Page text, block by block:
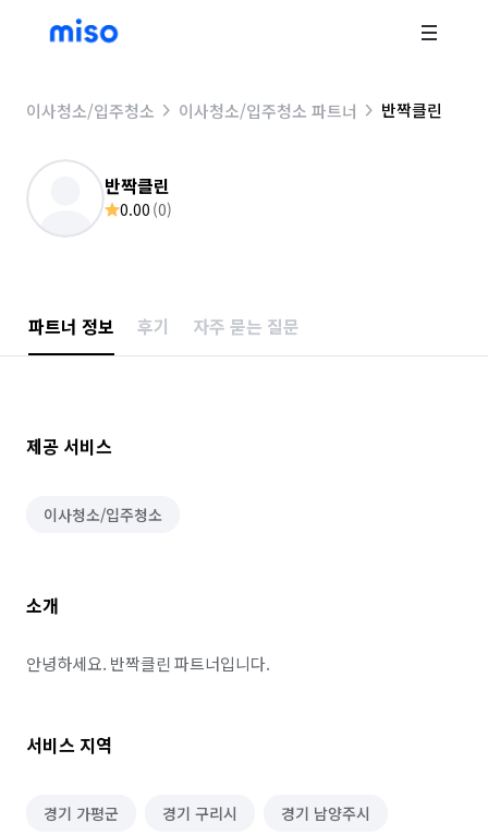
이사청소/입주청소 이사청소/입주청소 파트너 반짝클린
반짝클린
0.00 (0)
파트너 정보 후기 자주 묻는 질문
제공 서비스
이사청소/입주청소
소개
안녕하세요. 반짝클린 파트너입니다.
서비스 지역
경기 가평군 경기 구리시 경기 남양주시